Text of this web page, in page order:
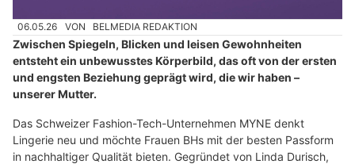
06.05.26 VON BELMEDIA REDAKTION
Zwischen Spiegeln, Blicken und leisen Gewohnheiten
entsteht ein unbewusstes Körperbild, das oft von der ersten
und engsten Beziehung geprägt wird, die wir haben –
unserer Mutter.
Das Schweizer Fashion-Tech-Unternehmen MYNE denkt
Lingerie neu und möchte Frauen BHs mit der besten Passform
in nachhaltiger Qualität bieten. Gegründet von Linda Durisch,